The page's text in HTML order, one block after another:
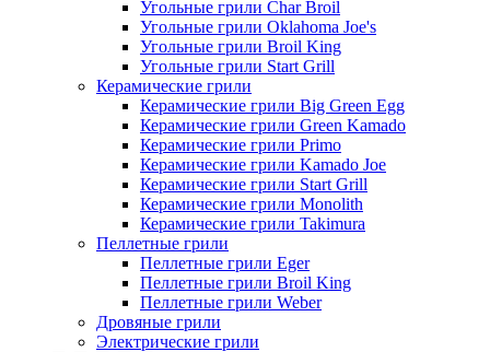
Угольные грили Char Broil
Угольные грили Oklahoma Joe's
Угольные грили Broil King
Угольные грили Start Grill
Керамические грили
Керамические грили Big Green Egg
Керамические грили Green Kamado
Керамические грили Primo
Керамические грили Kamado Joe
Керамические грили Start Grill
Керамические грили Monolith
Керамические грили Takimura
Пеллетные грили
Пеллетные грили Eger
Пеллетные грили Broil King
Пеллетные грили Weber
Дровяные грили
Электрические грили